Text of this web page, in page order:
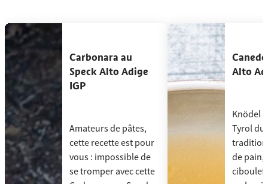
Carbonara au
Speck Alto Adige
IGP
Carbonara au Speck Alto Adige IGP
Amateurs de pâtes,
cette recette est pour
vous : impossible de
se tromper avec cette
Alto
Knödel
Tyrol du
de pain,